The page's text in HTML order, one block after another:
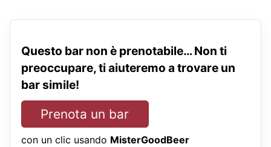
Questo bar non è prenotabile… Non ti
preoccupare, ti aiuteremo a trovare un
bar simile!
Prenota un bar
con un clic usando MisterGoodBeer